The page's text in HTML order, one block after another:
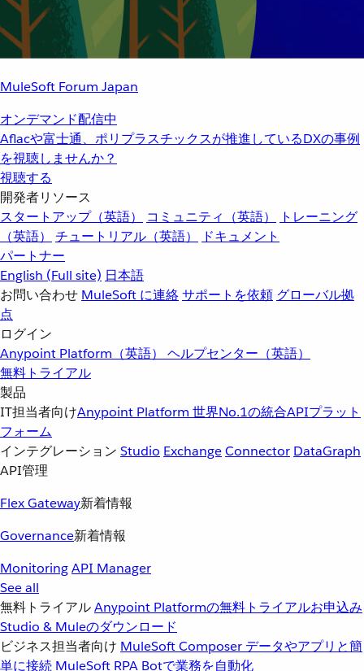
MuleSoft Forum Japan
オンデマンド配信中
Aflacや富士通、ポリプラスチックスが推進しているDXの事例
を視聴しませんか？
視聴する
開発者リソース
スタートアップ（英語）
コミュニティ（英語）
トレーニング
（英語）
チュートリアル（英語）
ドキュメント
パートナー
English (Full site) 日本語
お問い合わせ MuleSoft に連絡サポートを依頼 グローバル拠
点
ログイン
Anypoint Platform（英語） ヘルプセンター（英語）
無料トライアル
製品
IT担当者向けAnypoint Platform 世界No.1の統合APIプラット
フォーム
インテグレーション Studio ExchangeConnector DataGraph
API管理
Flex Gateway新着情報
Governance新着情報
MonitoringAPI Manager
See all
無料トライアルAnypoint Platformの無料トライアルお申込み
Studio & Muleのダウンロード
ビジネス担当者向け MuleSoft Composer データやアプリと簡
単に接続 MuleSoft RPA Botで業務を自動化